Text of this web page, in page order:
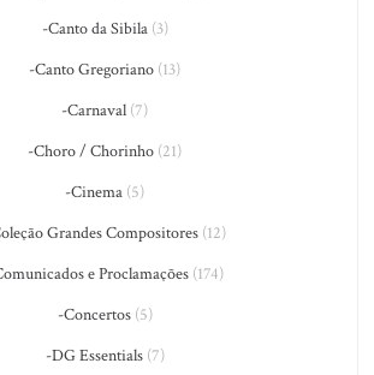
-Canto da Sibila(3)
-Canto Gregoriano (13)
-Carnaval (7)
-Choro / Chorinho (21)
-Cinema (5)
Grandes Compositores(12)
e Proclamações(174)
-Concertos(5)
-DG Essentials(7)